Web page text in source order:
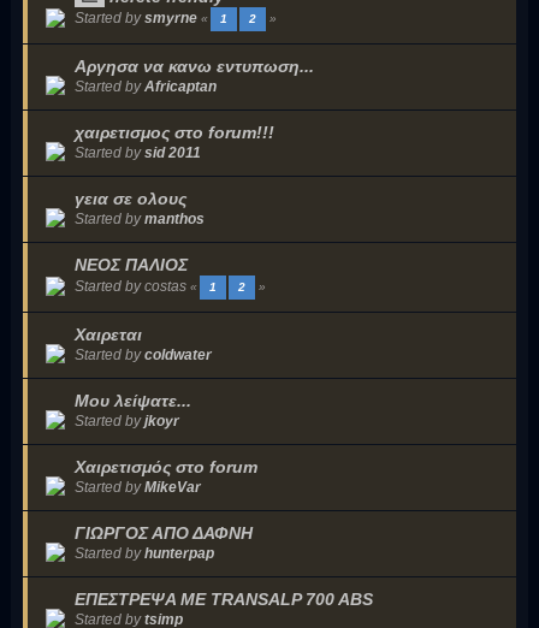
Started bysmyrne « 1 2 »
Αργησα να κανω εντυπωση...
Started byAfricaptan
χαιρετισμος στο forum!!!
Started bysid 2011
γεια σε ολους
Started bymanthos
ΝΕΟΣ ΠΑΛΙΟΣ
Started by costas « 1 2 »
Χαιρεται
Started bycoldwater
Μου λείψατε...
Started byjkoyr
Χαιρετισμός στο forum
Started byMikeVar
ΓΙΩΡΓΟΣ ΑΠΟ ΔΑΦΝΗ
Started byhunterpap
ΕΠΕΣΤΡΕΨΑ ΜΕ TRANSALP 700 ABS
Started bytsimp